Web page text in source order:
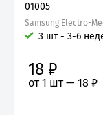
01005
Samsung Electro-
3 шт - 3-6
18 ₽
от 1 шт — 18 ₽